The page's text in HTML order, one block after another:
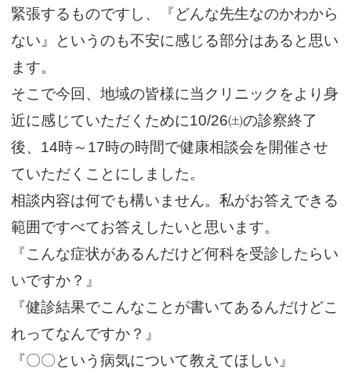
緊張するものですし、『どんな先生なのかわから
ない』というのも不安に感じる部分はあると思い
ます。
そこで今回、地域の皆様に当クリニックをより身
近に感じていただくために10/26㈯の診察終了
後、14時～17時の時間で健康相談会を開催させ
ていただくことにしました。
相談内容は何でも構いません。私がお答えできる
範囲ですべてお答えしたいと思います。
『こんな症状があるんだけど何科を受診したらい
いですか？』
『健診結果でこんなことが書いてあるんだけどこ
れってなんですか？』
『〇〇という病気について教えてほしい』